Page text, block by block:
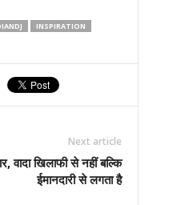
INSPIRATION
Next article
वादा खिलाफी से नहीं बल्कि
ईमानदारी से लगता है